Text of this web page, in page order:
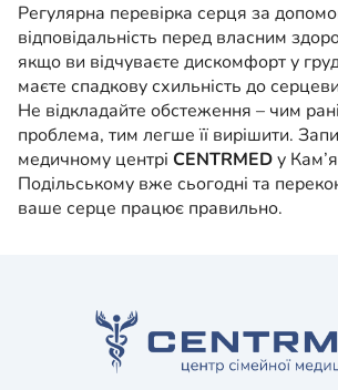
Регулярна перевірка серця за
відповідальність перед власним
якщо ви відчуваєте дискомфорт у
маєте спадкову схильність до
Не відкладайте обстеження – чим
проблема, тим легше її вирішити.
медичному центрі CENTRMEDу
Подільському вже сьогодні та
ваше серце працює правильно.